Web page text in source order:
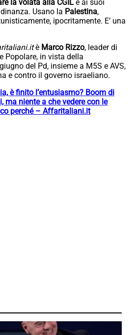
la volata alla CGIL e ai suoi
Usano la Palestina,
ipocritamente. E’ una
è Marco Rizzo, leader di
Popolare, in vista della
del Pd, insieme a M5S e AVS,
e contro il governo israeliano.
è finito l’entusiasmo? Boom di
ma niente a che vedere con le
perché – Affaritaliani.it